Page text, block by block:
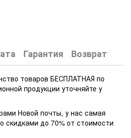
Гарантия Возврат
товаров БЕСПЛАТНАЯ по
продукции уточняйте у
Новой почты, у нас самая
скидками до 70% от стоимости